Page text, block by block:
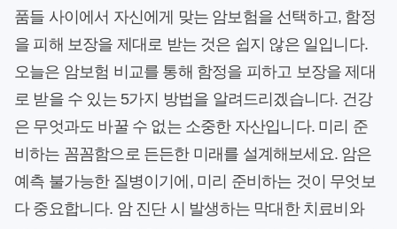
품들 사이에서 자신에게 맞는 암보험을 선택하고, 함정
을 피해 보장을 제대로 받는 것은 쉽지 않은 일입니다.
오늘은 암보험 비교를 통해 함정을 피하고 보장을 제대
로 받을 수 있는 5가지 방법을 알려드리겠습니다. 건강
은 무엇과도 바꿀 수 없는 소중한 자산입니다. 미리 준
비하는 꼼꼼함으로 든든한 미래를 설계해보세요. 암은
예측 불가능한 질병이기에, 미리 준비하는 것이 무엇보
다 중요합니다. 암 진단 시 발생하는 막대한 치료비와